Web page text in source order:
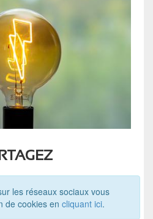
les réseaux sociaux vous
de cookies en cliquant ici.